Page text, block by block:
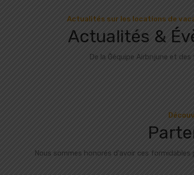
Actualités sur les locations de
Actualités &
De la Ğéquipe Airbnjune et des
Nous sommes honorés d'avoir ces